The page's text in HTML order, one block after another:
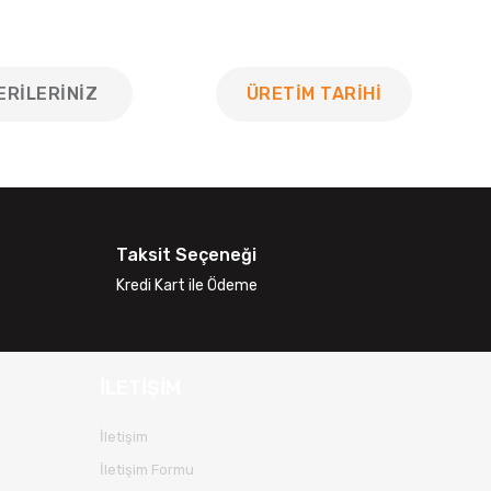
ÜRETİM TARİHİ
Taksit Seçeneği
Kredi Kart ile Ödeme
İletişim
İletişim Formu